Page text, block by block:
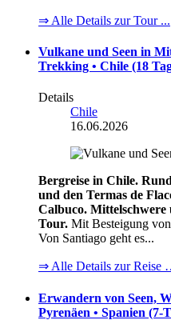
⇒ Alle Details zur Tour ...
Vulkane und Seen in
Trekking • Chile (18
Details
Chile
16.06.2026
Bergreise in Chile.
und den Termas de
Calbuco.
Tour. Mit Besteigung
Von Santiago geht es...
⇒ Alle Details zur Reise
Erwandern von Seen,
Pyrenäen • Spanien (7-